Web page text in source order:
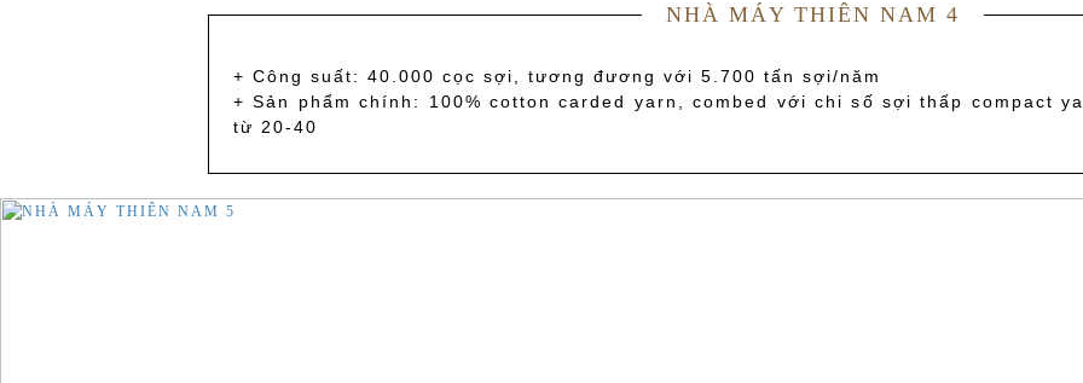
NHÀ MÁY THIÊN NAM 4
+ Công suất: 40.000 cọc sợi, tương đương với 5.700 tấn sợi/năm
+ Sản phẩm chính: 100% cotton carded yarn, combed với chi số sợi thấp compact
từ 20-40